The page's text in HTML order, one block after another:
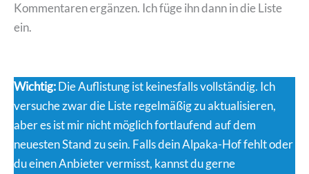
Kommentaren ergänzen. Ich füge ihn dann in die Liste
ein.
Wichtig:Die Auflistung ist keinesfalls vollständig. Ich
versuche zwar die Liste regelmäßig zu aktualisieren,
aber es ist mir nicht möglich fortlaufend auf dem
neuesten Stand zu sein. Falls dein Alpaka-Hof fehlt oder
du einen Anbieter vermisst, kannst du gerne